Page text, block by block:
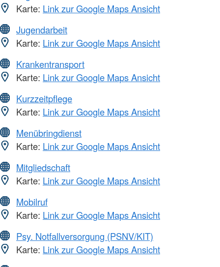
Karte: Link zur Google Maps Ansicht
Jugendarbeit
Karte: Link zur Google Maps Ansicht
Krankentransport
Karte: Link zur Google Maps Ansicht
Kurzzeitpflege
Karte: Link zur Google Maps Ansicht
Menübringdienst
Karte: Link zur Google Maps Ansicht
Mitgliedschaft
Karte: Link zur Google Maps Ansicht
Mobilruf
Karte: Link zur Google Maps Ansicht
Psy. Notfallversorgung (PSNV/KIT)
Karte: Link zur Google Maps Ansicht